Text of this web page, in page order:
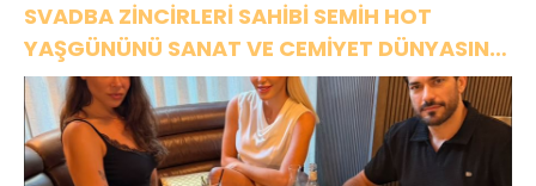
SVADBA ZİNCİRLERİ SAHİBİ SEMİH HOT
YAŞGÜNÜNÜ SANAT VE CEMİYET DÜNYASININ
ÜNLÜ İSİMLERİYLE KUTLADI!